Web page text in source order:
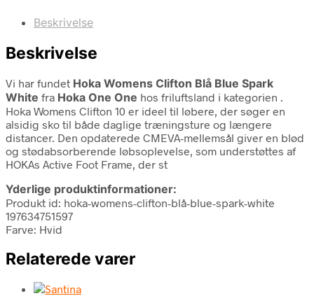
Beskrivelse
Beskrivelse
Vi har fundet Hoka Womens Clifton Blå Blue Spark
White fra Hoka One One hos friluftsland i kategorien .
Hoka Womens Clifton 10 er ideel til løbere, der søger en
alsidig sko til både daglige træningsture og længere
distancer. Den opdaterede CMEVA-mellemsål giver en blød
og stødabsorberende løbsoplevelse, som understøttes af
HOKAs Active Foot Frame, der st
Yderlige produktinformationer:
Produkt id: hoka-womens-clifton-blå-blue-spark-white
197634751597
Farve: Hvid
Relaterede varer